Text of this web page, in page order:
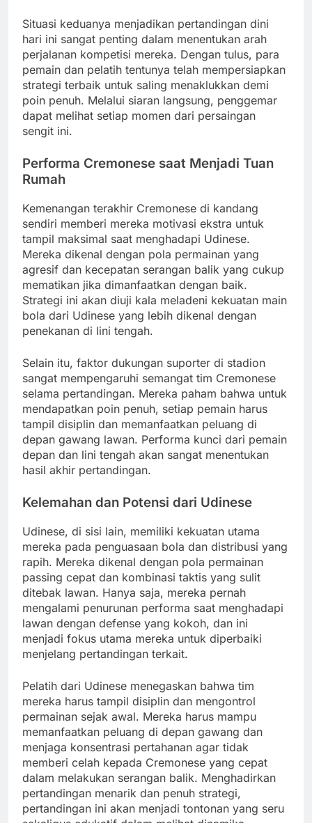
Situasi keduanya menjadikan pertandingan dini
hari ini sangat penting dalam menentukan arah
perjalanan kompetisi mereka. Dengan tulus, para
pemain dan pelatih tentunya telah mempersiapkan
strategi terbaik untuk saling menaklukkan demi
poin penuh. Melalui siaran langsung, penggemar
dapat melihat setiap momen dari persaingan
sengit ini.
Performa Cremonese saat Menjadi Tuan
Rumah
Kemenangan terakhir Cremonese di kandang
sendiri memberi mereka motivasi ekstra untuk
tampil maksimal saat menghadapi Udinese.
Mereka dikenal dengan pola permainan yang
agresif dan kecepatan serangan balik yang cukup
mematikan jika dimanfaatkan dengan baik.
Strategi ini akan diuji kala meladeni kekuatan main
bola dari Udinese yang lebih dikenal dengan
penekanan di lini tengah.
Selain itu, faktor dukungan suporter di stadion
sangat mempengaruhi semangat tim Cremonese
selama pertandingan. Mereka paham bahwa untuk
mendapatkan poin penuh, setiap pemain harus
tampil disiplin dan memanfaatkan peluang di
depan gawang lawan. Performa kunci dari pemain
depan dan lini tengah akan sangat menentukan
hasil akhir pertandingan.
Kelemahan dan Potensi dari Udinese
Udinese, di sisi lain, memiliki kekuatan utama
mereka pada penguasaan bola dan distribusi yang
rapih. Mereka dikenal dengan pola permainan
passing cepat dan kombinasi taktis yang sulit
ditebak lawan. Hanya saja, mereka pernah
mengalami penurunan performa saat menghadapi
lawan dengan defense yang kokoh, dan ini
menjadi fokus utama mereka untuk diperbaiki
menjelang pertandingan terkait.
Pelatih dari Udinese menegaskan bahwa tim
mereka harus tampil disiplin dan mengontrol
permainan sejak awal. Mereka harus mampu
memanfaatkan peluang di depan gawang dan
menjaga konsentrasi pertahanan agar tidak
memberi celah kepada Cremonese yang cepat
dalam melakukan serangan balik. Menghadirkan
pertandingan menarik dan penuh strategi,
pertandingan ini akan menjadi tontonan yang seru